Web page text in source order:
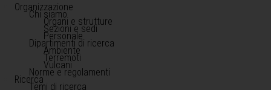
Organizzazione
Chi siamo
Organi e strutture
Sezioni e sedi
Personale
Dipartimenti di ricerca
Ambiente
Terremoti
Vulcani
Norme e regolamenti
Ricerca
Temi di ricerca